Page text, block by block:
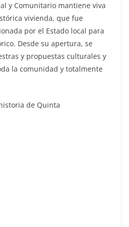
y Comunitario mantiene viva
vivienda, que fue
por el Estado local para
Desde su apertura, se
y propuestas culturales y
la comunidad y totalmente
de Quinta